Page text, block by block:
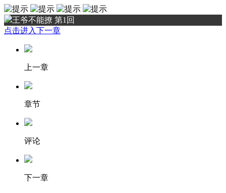
王爷不能撩 第1回
点击进入下一章
上一章
章节
评论
下一章